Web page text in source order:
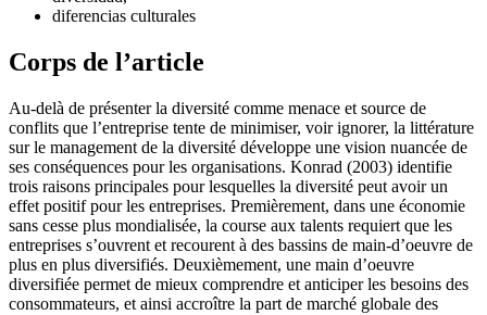
diferencias culturales
Corps de l’article
Au-delà de présenter la diversité comme menace et source de
conflits que l’entreprise tente de minimiser, voir ignorer, la littérature
sur le management de la diversité développe une vision nuancée de
ses conséquences pour les organisations. Konrad (2003) identifie
trois raisons principales pour lesquelles la diversité peut avoir un
effet positif pour les entreprises. Premièrement, dans une économie
sans cesse plus mondialisée, la course aux talents requiert que les
entreprises s’ouvrent et recourent à des bassins de main-d’oeuvre de
plus en plus diversifiés. Deuxièmement, une main d’oeuvre
diversifiée permet de mieux comprendre et anticiper les besoins des
consommateurs, et ainsi accroître la part de marché globale des